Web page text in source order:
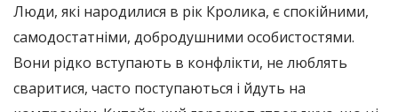
Люди, які народилися в рік Кролика, є спокійними,
самодостатніми, добродушними особистостями.
Вони рідко вступають в конфлікти, не люблять
сваритися, часто поступаються і йдуть на